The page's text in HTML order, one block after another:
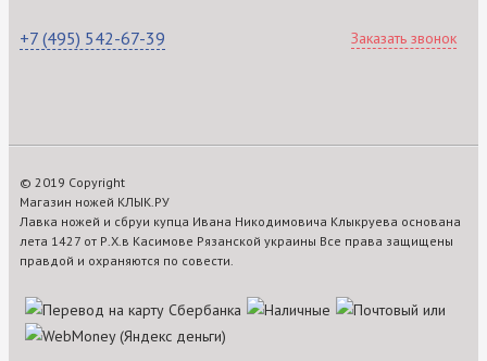
+7 (495) 542-67-39 Заказать звонок
© 2019 Copyright
Магазин ножей КЛЫК.РУ
Лавка ножей и сбруи купца Ивана Никодимовича Клыкруева основана
лета 1427 от Р.Х.в Касимове Рязанской украины Все права защищены
правдой и охраняются по совести.